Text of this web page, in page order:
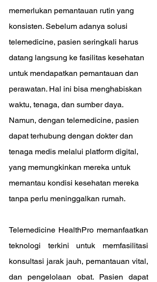
memerlukan pemantauan rutin yang
konsisten. Sebelum adanya solusi
telemedicine, pasien seringkali harus
datang langsung ke fasilitas kesehatan
untuk mendapatkan pemantauan dan
perawatan. Hal ini bisa menghabiskan
waktu, tenaga, dan sumber daya.
Namun, dengan telemedicine, pasien
dapat terhubung dengan dokter dan
tenaga medis melalui platform digital,
yang memungkinkan mereka untuk
memantau kondisi kesehatan mereka
tanpa perlu meninggalkan rumah.
Telemedicine HealthPro memanfaatkan
teknologi terkini untuk memfasilitasi
konsultasi jarak jauh, pemantauan vital,
dan pengelolaan obat. Pasien dapat